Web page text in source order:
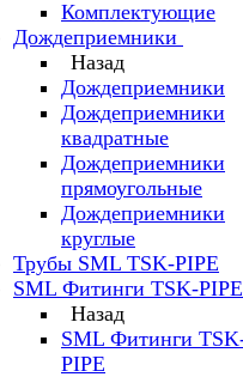
Комплектующие
Дождеприемники
Назад
Дождеприемники
Дождеприемники
квадратные
Дождеприемники
прямоугольные
Дождеприемники
круглые
Трубы SML TSK-PIPE
SML Фитинги TSK-PIPE
Назад
SML Фитинги
PIPE